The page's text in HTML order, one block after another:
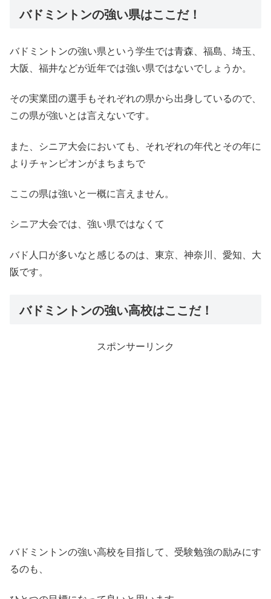
バドミントンの強い県はここだ！
バドミントンの強い県という学生では青森、福島、埼玉、
大阪、福井などが近年では強い県ではないでしょうか。
その実業団の選手もそれぞれの県から出身しているので、
この県が強いとは言えないです。
また、シニア大会においても、それぞれの年代とその年に
よりチャンピオンがまちまちで
ここの県は強いと一概に言えません。
シニア大会では、強い県ではなくて
バド人口が多いなと感じるのは、東京、神奈川、愛知、大
阪です。
バドミントンの強い高校はここだ！
スポンサーリンク
バドミントンの強い高校を目指して、受験勉強の励みにす
るのも、